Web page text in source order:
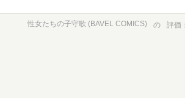
性女たちの子守歌 (BAVEL COMICS) の 評価